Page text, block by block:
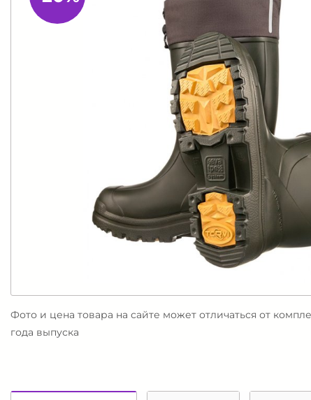
Фото и цена товара на сайте может отличаться от
года выпуска